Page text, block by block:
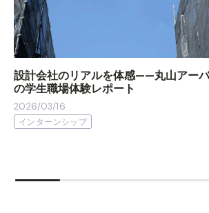
設計会社のリアルを体感——丸山アー
の学生職場体験レポート
2026/03/16
インターンシップ